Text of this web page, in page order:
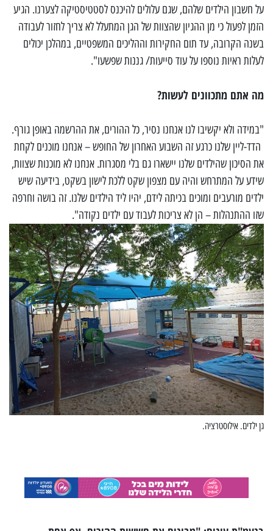
על חשבון הילדים שלהם, שגם עלולים להיכנס לסטטיסטיקה לצערנו. הגיע
הזמן לפעול כי מן ההגיון שהצוות של הגן המתעלל לא צריך לחזור לעבודה
בשנה הקרובה, עד תום החקירות וההליכים המשפטיים, במהלכן יכולים
לעלות ראיות נוספו על עוד סייעות/ גננות שפשעו".
מה אתם מתכוונים לעשות?
"במידה ולא יקשיבו לנו אנחנו נסיר, כל ההורים, את ההרשמה באופן גורף.
הדד-ליין שלנו כרגע זה השבוע האחרון של החופש – אנחנו מוכנים לקחת
את הסיכון שהילדים שלנו יישארו גם בלי מסגרות. אנחנו לא מוכנות שצוות,
שידע על המתרחש והיה עם מצפון שקט ללכת לישון בשקט, בידיעה שיש
ילדים מורעבים ומוכים בכיתה לידם, יהיו ליד הילדים שלנו. זה בושה וחרפה
שזו ההתנהלות – הן לא צריכות לעבוד עם ילדים נקודה".
גן ילדים. אילוסטרציה.